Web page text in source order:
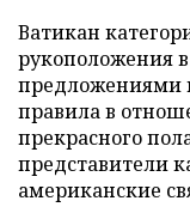
Ватикан
рукоположения
предложениями
правила в
прекрасного
представители
американские